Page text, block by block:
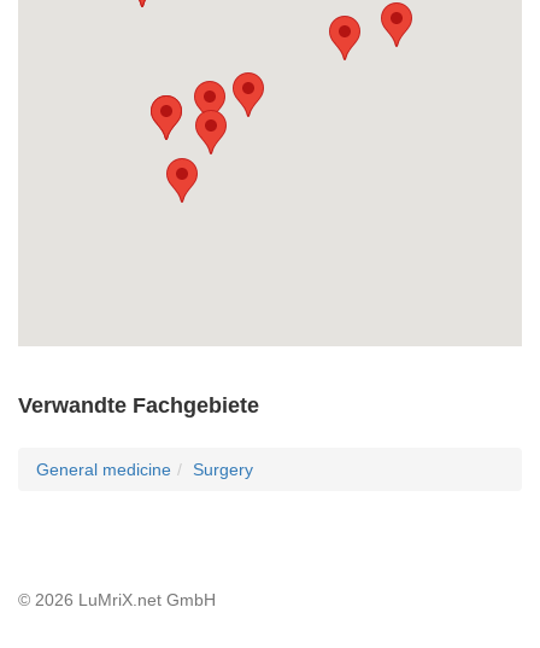
Verwandte Fachgebiete
General medicine Surgery
© 2026 LuMriX.net GmbH